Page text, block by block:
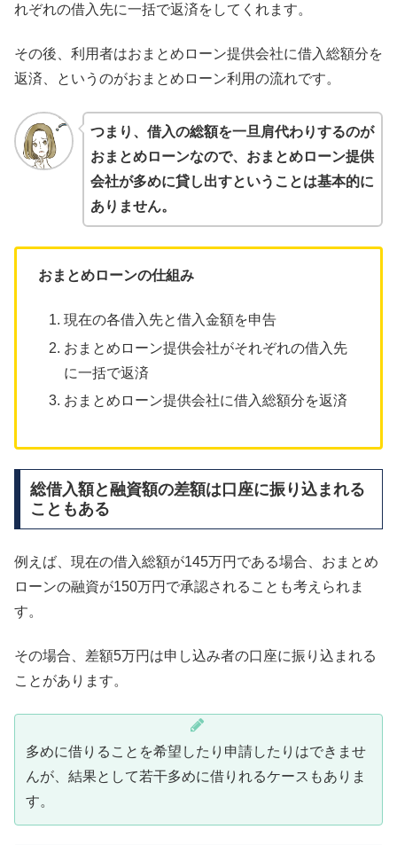
れぞれの借入先に一括で返済をしてくれます。
その後、利用者はおまとめローン提供会社に借入総額分を
返済、というのがおまとめローン利用の流れです。
つまり、借入の総額を一旦肩代わりするのが
おまとめローンなので、おまとめローン提供
会社が多めに貸し出すということは基本的に
ありません。
おまとめローンの仕組み
現在の各借入先と借入金額を申告
おまとめローン提供会社がそれぞれの借入先
に一括で返済
おまとめローン提供会社に借入総額分を返済
総借入額と融資額の差額は口座に振り込まれる
こともある
例えば、現在の借入総額が145万円である場合、おまとめ
ローンの融資が150万円で承認されることも考えられま
す。
その場合、差額5万円は申し込み者の口座に振り込まれる
ことがあります。
多めに借りることを希望したり申請したりはできませ
んが、結果として若干多めに借りれるケースもありま
す。